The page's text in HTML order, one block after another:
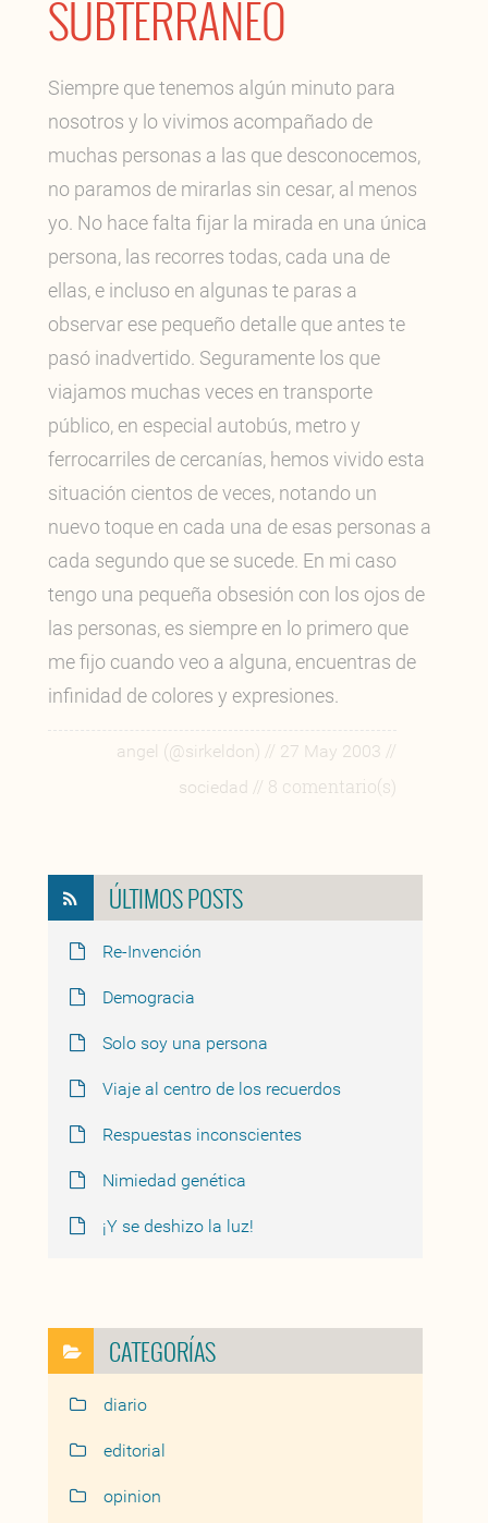
SUBTERRÁNEO
Siempre que tenemos algún minuto para
nosotros y lo vivimos acompañado de
muchas personas a las que desconocemos,
no paramos de mirarlas sin cesar, al menos
yo. No hace falta fijar la mirada en una única
persona, las recorres todas, cada una de
ellas, e incluso en algunas te paras a
observar ese pequeño detalle que antes te
pasó inadvertido. Seguramente los que
viajamos muchas veces en transporte
público, en especial autobús, metro y
ferrocarriles de cercanías, hemos vivido esta
situación cientos de veces, notando un
nuevo toque en cada una de esas personas a
cada segundo que se sucede. En mi caso
tengo una pequeña obsesión con los ojos de
las personas, es siempre en lo primero que
me fijo cuando veo a alguna, encuentras de
infinidad de colores y expresiones.
angel (@sirkeldon) // 27 May 2003 //
sociedad // 8 comentario(s)
ÚLTIMOS POSTS
Re-Invención
Demogracia
Solo soy una persona
Viaje al centro de los recuerdos
Respuestas inconscientes
Nimiedad genética
¡Y se deshizo la luz!
CATEGORÍAS
diario
editorial
opinion